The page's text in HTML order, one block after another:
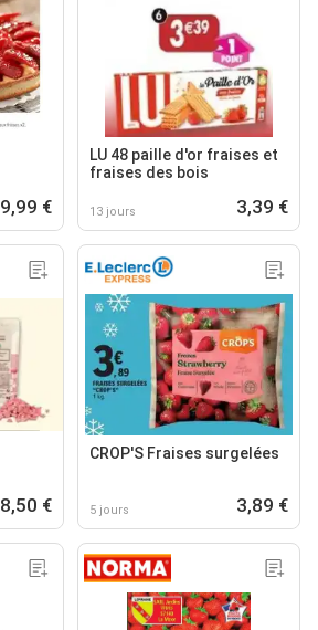
9,99 €
LU 48 paille d'or fraises et
fraises des bois
13 jours 3,39 €
8,50 €
CROP'S Fraises surgelées
5 jours 3,89 €